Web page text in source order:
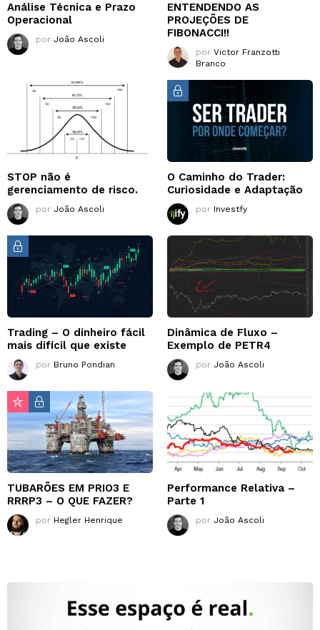
Análise Técnica e Prazo
Operacional
por João Ascoli
ENTENDENDO AS
PROJEÇÕES DE
FIBONACCI!!
por Victor Franzotti
Branco
STOP não é
gerenciamento de risco.
por João Ascoli
O Caminho do Trader:
Curiosidade e Adaptação
por Investfy
Trading – O dinheiro fácil
mais difícil que existe
por Bruno Pondian
Dinâmica de Fluxo –
Exemplo de PETR4
por João Ascoli
TUBARÕES EM PRIO3 E
RRRP3 – O QUE FAZER?
por Hegler Henrique
Performance Relativa –
Parte 1
por João Ascoli